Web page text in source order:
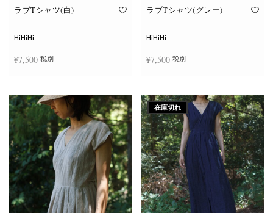
オ
ジ
か
ら
選
択
で
き
ま
す
オ
ジ
か
ら
選
択
で
き
ま
す
ラブTシャツ(白)
HiHiHi
¥7,500 税別
の
商
品
に
は
複
数
の
バ
リ
エ
ー
シ
ョ
ラブTシャツ(グレー)
HiHiHi
¥7,500 税別
の
商
品
に
複
数
の
ョ
在庫切れ